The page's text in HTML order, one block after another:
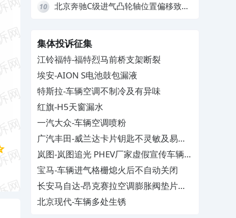
10
北京奔驰C级进气凸轮轴位置偏移致发
集体投诉征集
江铃福特-福特烈马前桥支架断裂
埃安-AION S电池鼓包漏液
特斯拉-车辆空调不制冷及有异味
红旗-H5天窗漏水
一汽大众-车辆空调喷粉
广汽丰田-威兰达卡片钥匙不灵敏及易消
磁
岚图-岚图追光 PHEV厂家虚假宣传车辆配
置与功能
宝马-车辆进气格栅熄火后不自动关闭
长安马自达-昂克赛拉空调膨胀阀垫片生
锈
北京现代-车辆多处生锈